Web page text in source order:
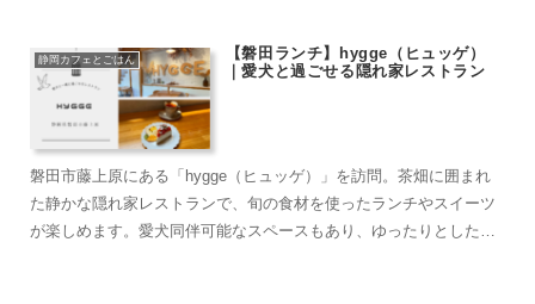
静岡カフェとごはん
【磐田ランチ】hygge（ヒュッゲ）
｜愛犬と過ごせる隠れ家レストラン
磐田市藤上原にある「hygge（ヒュッゲ）」を訪問。茶畑に囲まれ
た静かな隠れ家レストランで、旬の食材を使ったランチやスイーツ
が楽しめます。愛犬同伴可能なスペースもあり、ゆったりとした時